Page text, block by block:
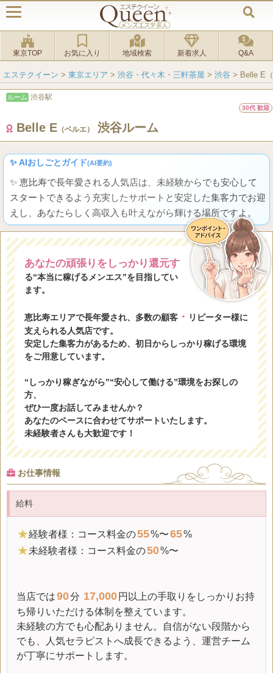
東京TOP お気に入り 地域検索 新着求人 Q&A
エステクイーン > 東京エリア > 渋谷・代々木・三軒茶屋 > 渋谷 > Belle E
ルーム 渋谷駅
30代 歓迎
Belle E （ベルエ） 渋谷ルーム
✨ AIおしごとガイド(AI要約)
✨ 恵比寿で長年愛される人気店は、未経験からでも安心して
スタートできるよう充実したサポートと安定した集客力でお迎
えし、あなたらしく高収入も叶えながら輝ける場所ですよ。
あなたの頑張りをしっかり還元す
る“本当に稼げるメンエス”を目指してい
ます。
恵比寿エリアで長年愛され、多数の顧客・ リピーター様に
支えられる人気店です。
安定した集客力があるため、初日からしっかり稼げる環境
をご用意しています。
“しっかり稼ぎながら”“安心して働ける”環境をお探しの
方、
ぜひ一度お話してみませんか？
あなたのペースに合わせてサポートいたします。
未経験者さんも大歓迎です！
お仕事情報
給料
★経験者様：コース料金の55%〜65%
★未経験者様：コース料金の50%〜
当店では90分 17,000 円以上の手取りをしっかりお持
ち帰りいただける体制を整えています。
未経験の方でも心配ありません。自信がない段階から
でも、人気セラピストへ成長できるよう、運営チーム
が丁寧にサポートします。